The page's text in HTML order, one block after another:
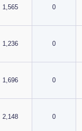
0
1,565
0
1,236
0
1,696
0
2,148